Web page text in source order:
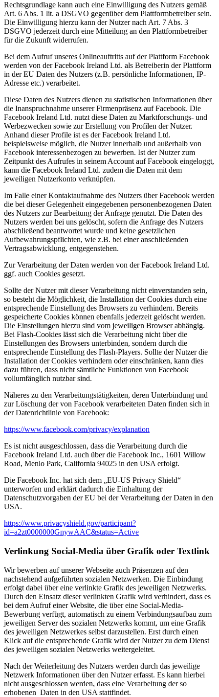
Rechtsgrundlage kann auch eine Einwilligung des Nutzers gemäß
Art. 6 Abs. 1 lit. a DSGVO gegenüber dem Plattformbetreiber sein.
Die Einwilligung hierzu kann der Nutzer nach Art. 7 Abs. 3
DSGVO jederzeit durch eine Mitteilung an den Plattformbetreiber
für die Zukunft widerrufen.
Bei dem Aufruf unseres Onlineauftritts auf der Plattform Facebook
werden von der Facebook Ireland Ltd. als Betreiberin der Plattform
in der EU Daten des Nutzers (z.B. persönliche Informationen, IP-
Adresse etc.) verarbeitet.
Diese Daten des Nutzers dienen zu statistischen Informationen über
die Inanspruchnahme unserer Firmenpräsenz auf Facebook. Die
Facebook Ireland Ltd. nutzt diese Daten zu Marktforschungs- und
Werbezwecken sowie zur Erstellung von Profilen der Nutzer.
Anhand dieser Profile ist es der Facebook Ireland Ltd.
beispielsweise möglich, die Nutzer innerhalb und außerhalb von
Facebook interessenbezogen zu bewerben. Ist der Nutzer zum
Zeitpunkt des Aufrufes in seinem Account auf Facebook eingeloggt,
kann die Facebook Ireland Ltd. zudem die Daten mit dem
jeweiligen Nutzerkonto verknüpfen.
Im Falle einer Kontaktaufnahme des Nutzers über Facebook werden
die bei dieser Gelegenheit eingegebenen personenbezogenen Daten
des Nutzers zur Bearbeitung der Anfrage genutzt. Die Daten des
Nutzers werden bei uns gelöscht, sofern die Anfrage des Nutzers
abschließend beantwortet wurde und keine gesetzlichen
Aufbewahrungspflichten, wie z.B. bei einer anschließenden
Vertragsabwicklung, entgegenstehen.
Zur Verarbeitung der Daten werden von der Facebook Ireland Ltd.
ggf. auch Cookies gesetzt.
Sollte der Nutzer mit dieser Verarbeitung nicht einverstanden sein,
so besteht die Möglichkeit, die Installation der Cookies durch eine
entsprechende Einstellung des Browsers zu verhindern. Bereits
gespeicherte Cookies können ebenfalls jederzeit gelöscht werden.
Die Einstellungen hierzu sind vom jeweiligen Browser abhängig.
Bei Flash-Cookies lässt sich die Verarbeitung nicht über die
Einstellungen des Browsers unterbinden, sondern durch die
entsprechende Einstellung des Flash-Players. Sollte der Nutzer die
Installation der Cookies verhindern oder einschränken, kann dies
dazu führen, dass nicht sämtliche Funktionen von Facebook
vollumfänglich nutzbar sind.
Näheres zu den Verarbeitungstätigkeiten, deren Unterbindung und
zur Löschung der von Facebook verarbeiteten Daten finden sich in
der Datenrichtlinie von Facebook:
https://www.facebook.com/privacy/explanation
Es ist nicht ausgeschlossen, dass die Verarbeitung durch die
Facebook Ireland Ltd. auch über die Facebook Inc., 1601 Willow
Road, Menlo Park, California 94025 in den USA erfolgt.
Die Facebook Inc. hat sich dem „EU-US Privacy Shield“
unterworfen und erklärt dadurch die Einhaltung der
Datenschutzvorgaben der EU bei der Verarbeitung der Daten in den
USA.
https://www.privacyshield.gov/participant?
id=a2zt0000000GnywAAC&status=Active
Verlinkung Social-Media über Grafik oder Textlink
Wir bewerben auf unserer Webseite auch Präsenzen auf den
nachstehend aufgeführten sozialen Netzwerken. Die Einbindung
erfolgt dabei über eine verlinkte Grafik des jeweiligen Netzwerks.
Durch den Einsatz dieser verlinkten Grafik wird verhindert, dass es
bei dem Aufruf einer Website, die über eine Social-Media-
Bewerbung verfügt, automatisch zu einem Verbindungsaufbau zum
jeweiligen Server des sozialen Netzwerks kommt, um eine Grafik
des jeweiligen Netzwerkes selbst darzustellen. Erst durch einen
Klick auf die entsprechende Grafik wird der Nutzer zu dem Dienst
des jeweiligen sozialen Netzwerks weitergeleitet.
Nach der Weiterleitung des Nutzers werden durch das jeweilige
Netzwerk Informationen über den Nutzer erfasst. Es kann hierbei
nicht ausgeschlossen werden, dass eine Verarbeitung der so
erhobenen Daten in den USA stattfindet.